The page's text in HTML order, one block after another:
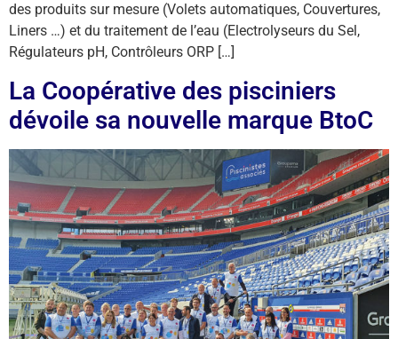
des produits sur mesure (Volets automatiques, Couvertures,
Liners …) et du traitement de l’eau (Electrolyseurs du Sel,
Régulateurs pH, Contrôleurs ORP […]
La Coopérative des pisciniers
dévoile sa nouvelle marque BtoC